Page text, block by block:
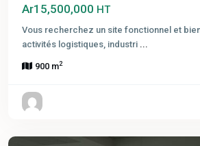
Ar15,500,000 HT
Vous recherchez un site fonctionnel et
activités logistiques, industri ...
900 m2